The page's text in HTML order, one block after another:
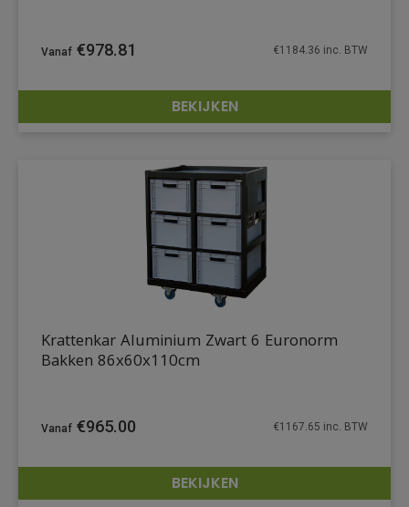
DETAILS
€978.81 €1184.36 inc. BTW
BEKIJKEN
DETAILS
Krattenkar Aluminium Zwart 6 Euronorm
Bakken 86x60x110cm
€965.00 €1167.65 inc. BTW
BEKIJKEN